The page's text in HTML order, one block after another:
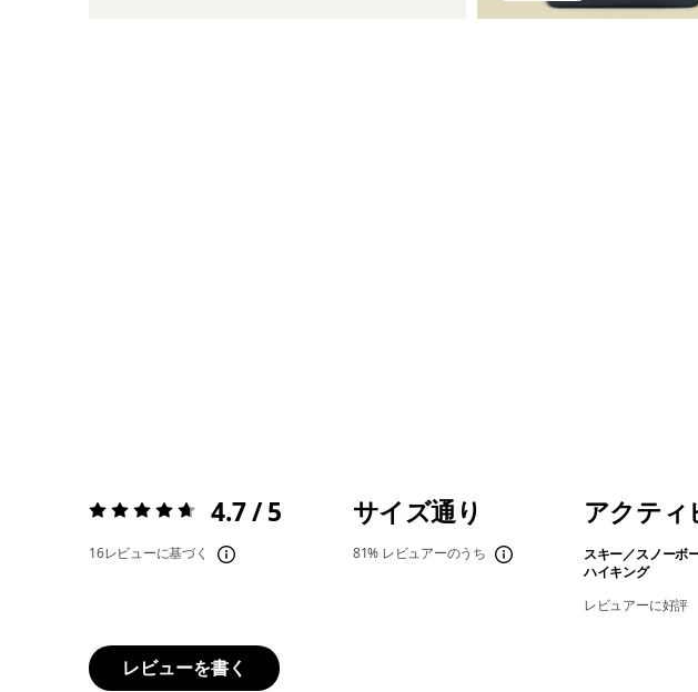
評価:4.7 / 5 4.7 / 5
16レビューに基づく
サイズ通り
81% レビュアーのうち
アクティ
スキー／スノーボ
ハイキング
レビュアーに好評
レビューを書く